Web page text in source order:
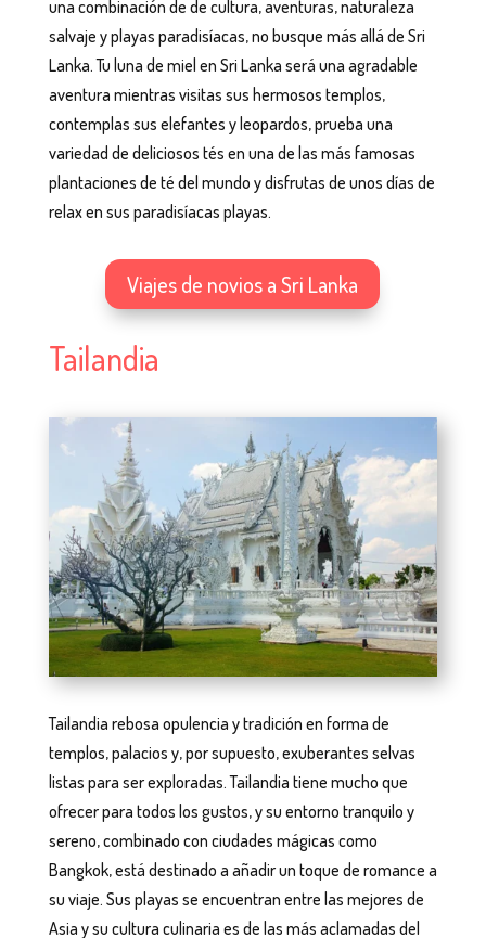
una combinación de de cultura, aventuras, naturaleza
salvaje y playas paradisíacas, no busque más allá de Sri
Lanka. Tu luna de miel en Sri Lanka será una agradable
aventura mientras visitas sus hermosos templos,
contemplas sus elefantes y leopardos, prueba una
variedad de deliciosos tés en una de las más famosas
plantaciones de té del mundo y disfrutas de unos días de
relax en sus paradisíacas playas.
Viajes de novios a Sri Lanka
Tailandia
Tailandia rebosa opulencia y tradición en forma de
templos, palacios y, por supuesto, exuberantes selvas
listas para ser exploradas. Tailandia tiene mucho que
ofrecer para todos los gustos, y su entorno tranquilo y
sereno, combinado con ciudades mágicas como
Bangkok, está destinado a añadir un toque de romance a
su viaje. Sus playas se encuentran entre las mejores de
Asia y su cultura culinaria es de las más aclamadas del